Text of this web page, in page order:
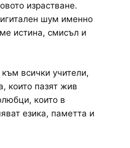
израстване.
шум именно
истина, смисъл и
всички учители,
които пазят жив
които в
езика, паметта и